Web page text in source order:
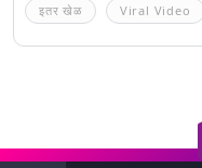
इतर खेळ Viral Video